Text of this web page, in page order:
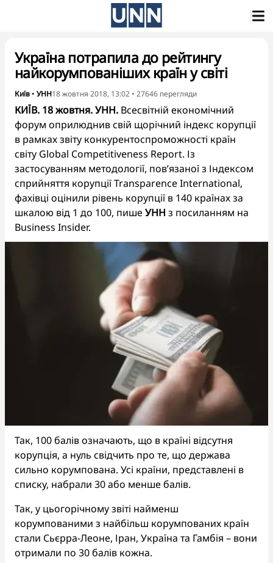
Україна потрапила до рейтингу
найкорумпованіших країн у світі
Київ • УНН18 жовтня 2018, 13:02 • 27646 перегляди
КИЇВ. 18 жовтня. УНН. Всесвітній економічний
форум оприлюднив свій щорічний індекс корупції
в рамках звіту конкурентоспроможності країн
світу Global Competitiveness Report. Із
застосуванням методології, пов’язаної з Індексом
сприйняття корупції Transparence International,
фахівці оцінили рівень корупції в 140 країнах за
шкалою від 1 до 100, пише УНН з посиланням на
Business Insider.
Так, 100 балів означають, що в країні відсутня
корупція, а нуль свідчить про те, що держава
сильно корумпована. Усі країни, представлені в
списку, набрали 30 або менше балів.
Так, у цьогорічному звіті найменш
корумпованими з найбільш корумпованих країн
стали Сьєрра-Леоне, Іран, Україна та Гамбія – вони
отримали по 30 балів кожна.